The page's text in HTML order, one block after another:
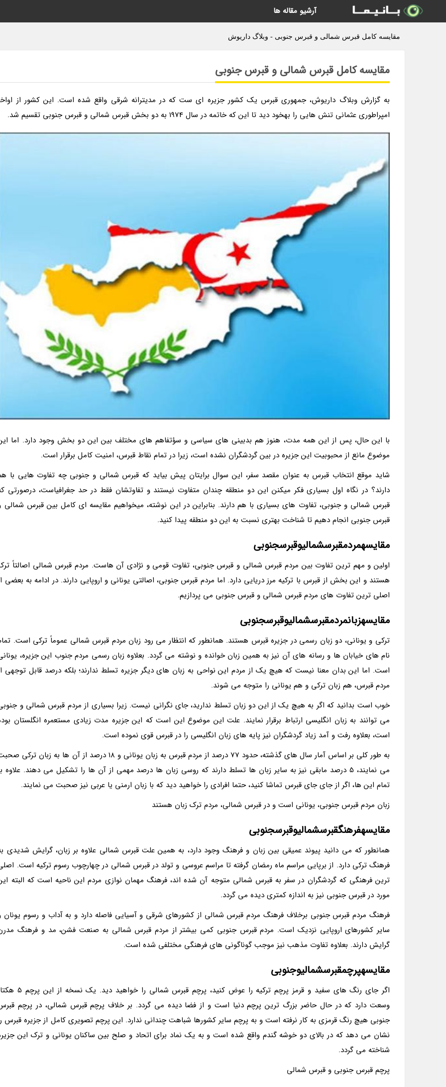
مقایسه کامل قبرس شمالی و قبرس جنوبی - وبلاگ داریوش
مقایسه کامل قبرس شمالی و قبرس جنوبی
به گزارش وبلاگ داریوش، جمهوری قبرس یک کشور جزیره ای ست که در مدیترانه شرقی واقع شده است. این کشور از
امپراطوری عثمانی تنش هایی را بهخود دید تا این که خاتمه در سال 1974 به دو بخش قبرس شمالی و قبرس جنوبی تقسیم شد.
با این حال، پس از این همه مدت، هنوز هم بدبینی های سیاسی و سؤتفاهم های مختلف بین این دو بخش وجود دارد. اما
موضوع مانع از محبوبیت این جزیره در بین گردشگران نشده است، زیرا در تمام نقاط قبرس، امنیت کامل برقرار است.
شاید موقع انتخاب قبرس به عنوان مقصد سفر، این سوال برایتان پیش بیاید که قبرس شمالی و جنوبی چه تفاوت هایی با
دارند؟ در نگاه اول بسیاری فکر میکنن این دو منطقه چندان متفاوت نیستند و تفاوتشان فقط در حد جغرافیاست، درصورتی
قبرس شمالی و جنوبی، تفاوت های بسیاری با هم دارند. بنابراین در این نوشته، میخواهیم مقایسه ای کامل بین قبرس شمالی
قبرس جنوبی انجام دهیم تا شناخت بهتری نسبت به این دو منطقه پیدا کنید.
مقایسهمردمقبرسشمالیوقبرسجنوبی
اولین و مهم ترین تفاوت بین مردم قبرس شمالی و قبرس جنوبی، تفاوت قومی و نژادی آن هاست. مردم قبرس شمالی اصالتاً
هستند و این بخش از قبرس با ترکیه مرز دریایی دارد. اما مردم قبرس جنوبی، اصالتی یونانی و اروپایی دارند. در ادامه به بعضی
اصلی ترین تفاوت های مردم قبرس شمالی و قبرس جنوبی می پردازیم.
مقایسهزبانمردمقبرسشمالیوقبرسجنوبی
ترکی و یونانی، دو زبان رسمی در جزیره قبرس هستند. همانطور که انتظار می رود زبان مردم قبرس شمالی عموماً ترکی است.
نام های خیابان ها و رسانه های آن نیز به همین زبان خوانده و نوشته می گردد. بعلاوه زبان رسمی مردم جنوب این جزیره،
است. اما این بدان معنا نیست که هیچ یک از مردم این نواحی به زبان های دیگر جزیره تسلط ندارند؛ بلکه درصد قابل توجهی
مردم قبرس، هم زبان ترکی و هم یونانی را متوجه می شوند.
خوب است بدانید که اگر به هیچ یک از این دو زبان تسلط ندارید، جای نگرانی نیست. زیرا بسیاری از مردم قبرس شمالی و
می توانند به زبان انگلیسی ارتباط برقرار نمایند. علت این موضوع این است که این جزیره مدت زیادی مستعمره انگلستان
است، بعلاوه رفت و آمد زیاد گردشگران نیز پایه های زبان انگلیسی را در قبرس قوی نموده است.
به طور کلی بر اساس آمار سال های گذشته، حدود 77 درصد از مردم قبرس به زبان یونانی و 18 درصد از آن ها به زبان ترکی
می نمایند، 5 درصد مابقی نیز به سایر زبان ها تسلط دارند که روسی زبان ها درصد مهمی از آن ها را تشکیل می دهند. علاوه
تمام این ها، اگر از جای جای قبرس تماشا کنید، حتما افرادی را خواهید دید که با زبان ارمنی یا عربی نیز صحبت می نمایند.
زبان مردم قبرس جنوبی، یونانی است و در قبرس شمالی، مردم ترک زبان هستند
مقایسهفرهنگقبرسشمالیوقبرسجنوبی
همانطور که می دانید پیوند عمیقی بین زبان و فرهنگ وجود دارد، به همین علت قبرس شمالی علاوه بر زبان، گرایش شدیدی
فرهنگ ترکی دارد. از برپایی مراسم ماه رمضان گرفته تا مراسم عروسی و تولد در قبرس شمالی در چهارچوب رسوم ترکیه است.
ترین فرهنگی که گردشگران در سفر به قبرس شمالی متوجه آن شده اند، فرهنگ مهمان نوازی مردم این ناحیه است که البته
مورد در قبرس جنوبی نیز به اندازه کمتری دیده می گردد.
فرهنگ مردم قبرس جنوبی برخلاف فرهنگ مردم قبرس شمالی از کشورهای شرقی و آسیایی فاصله دارد و به آداب و رسوم یونان
سایر کشورهای اروپایی نزدیک است. مردم قبرس جنوبی کمی بیشتر از مردم قبرس شمالی به صنعت فشن، مد و فرهنگ
گرایش دارند. بعلاوه تفاوت مذهب نیز موجب گوناگونی های فرهنگی مختلفی شده است.
مقایسهپرچمقبرسشمالیوجنوبی
اگر جای رنگ های سفید و قرمز پرچم ترکیه را عوض کنید، پرچم قبرس شمالی را خواهید دید. یک
وسعت دارد که در حال حاضر بزرگ ترین پرچم دنیا است و از فضا دیده می گردد. بر خلاف پرچم قبرس شمالی، در پرچم
جنوبی هیچ رنگ قرمزی به کار نرفته است و به پرچم سایر کشورها شباهت چندانی ندارد. این پرچم تصویری کامل از جزیره قبرس
نشان می دهد که در بالای دو خوشه گندم واقع شده است و به یک نماد برای اتحاد و صلح بین ساکنان یونانی و ترک این
شناخته می گردد.
پرچم قبرس جنوبی و قبرس شمالی
آرشیو مقاله ها